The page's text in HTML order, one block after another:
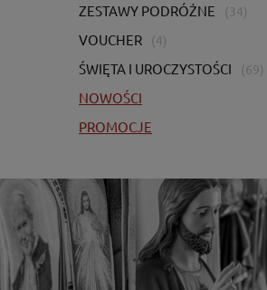
ZESTAWY PODRÓŻNE (34)
VOUCHER (4)
ŚWIĘTA I UROCZYSTOŚCI (69)
NOWOŚCI
PROMOCJE